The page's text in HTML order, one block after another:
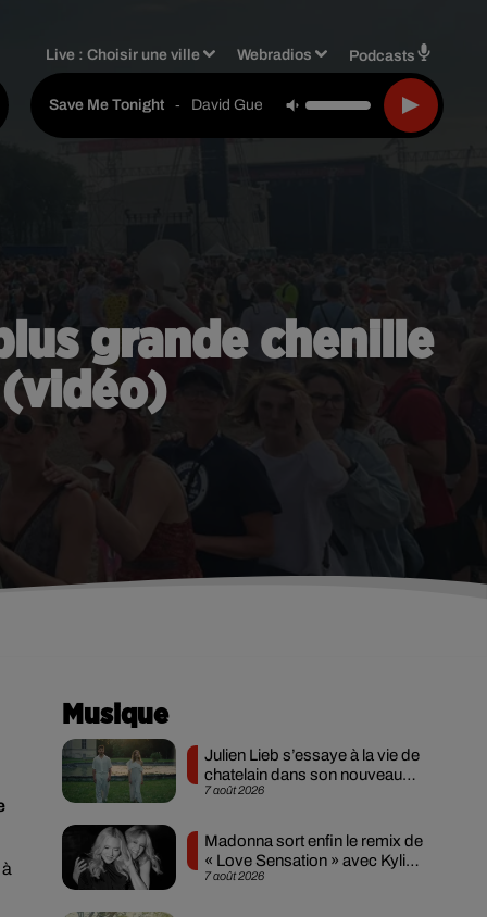
Live :Choisir une ville Webradios Podcasts
Save Me Tonight - David Guetta & Jennifer Lopez
grande chenille
Musique
7 août 2026
Julien Lieb s’essaye à la vie de
chatelain dans son nouveau
clip
7 août 2026
Madonna sort enfin le remix de
« Love Sensation » avec Kylie
Minogue